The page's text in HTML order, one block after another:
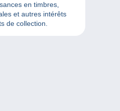
en timbres,
et autres intérêts
de collection.